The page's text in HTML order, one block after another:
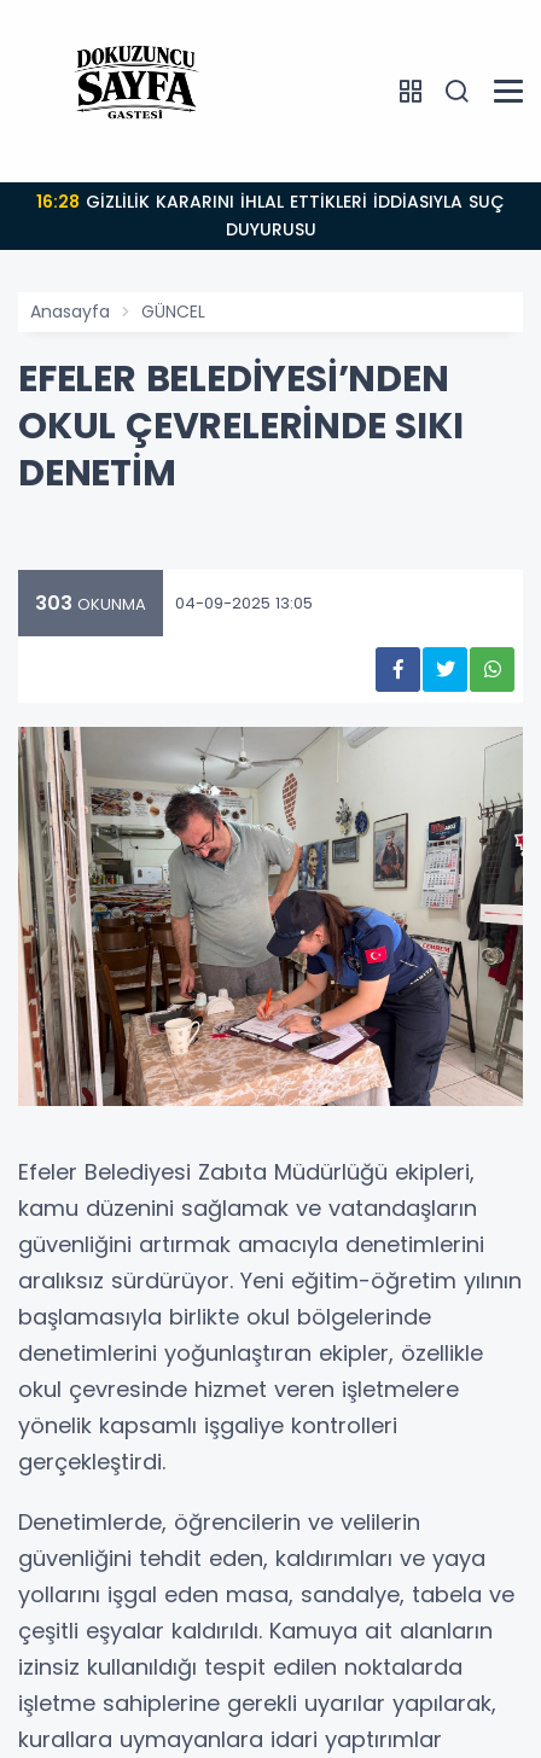
16:28
DUYURUSU
Anasayfa GÜNCEL
EFELER BELEDİYESİ’NDEN
OKUL ÇEVRELERİNDE SIKI
DENETİM
303 OKUNMA 04-09-2025 13:05
Efeler Belediyesi Zabıta Müdürlüğü ekipleri,
kamu düzenini sağlamak ve vatandaşların
güvenliğini artırmak amacıyla denetimlerini
aralıksız sürdürüyor. Yeni eğitim-öğretim yılının
başlamasıyla birlikte okul bölgelerinde
denetimlerini yoğunlaştıran ekipler, özellikle
okul çevresinde hizmet veren işletmelere
yönelik kapsamlı işgaliye kontrolleri
gerçekleştirdi.
Denetimlerde, öğrencilerin ve velilerin
güvenliğini tehdit eden, kaldırımları ve yaya
yollarını işgal eden masa, sandalye, tabela ve
çeşitli eşyalar kaldırıldı. Kamuya ait alanların
izinsiz kullanıldığı tespit edilen noktalarda
işletme sahiplerine gerekli uyarılar yapılarak,
kurallara uymayanlara idari yaptırımlar